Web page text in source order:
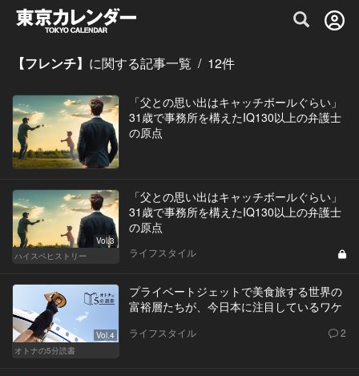
グルメ情報・プレミアムレストラン予約
【フレンチ】 に関する記事一覧 / 12件
「父との思い出はキャッチボールぐらい」
31歳で事務所を構えたIQ130以上の弁護士
の原点
Vol.3
ハイスペヒストリー
「父との思い出はキャッチボールぐらい」
31歳で事務所を構えたIQ130以上の弁護士
の原点
ライフスタイル
Vol.4
オトナの5分読書
プライベートジェットで美食旅する世界の
富裕層たちが、今日本に注目しているワケ
ライフスタイル 2